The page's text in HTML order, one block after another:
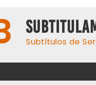
Subtítulos de